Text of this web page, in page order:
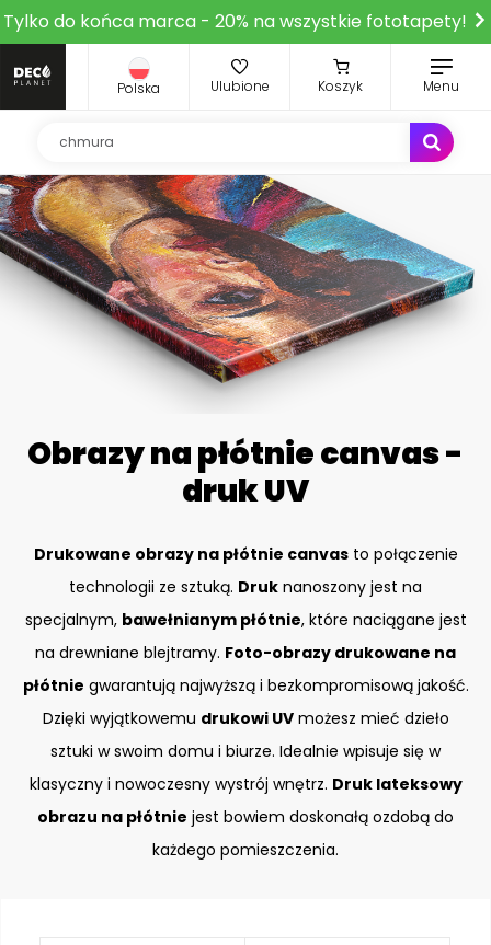
Tylko do końca marca - 20% na wszystkie fototapety!
Polska Ulubione Koszyk Menu
Obrazy na płótnie canvas -
druk UV
Drukowane obrazy na płótnie canvasto połączenie
technologii ze sztuką. Druk nanoszony jest na
specjalnym, bawełnianym płótnie, które naciągane jest
na drewniane blejtramy. Foto-obrazy drukowane na
płótnie gwarantują najwyższą i bezkompromisową jakość.
Dzięki wyjątkowemu drukowi UVmożesz mieć dzieło
sztuki w swoim domu i biurze. Idealnie wpisuje się w
klasyczny i nowoczesny wystrój wnętrz. Druk lateksowy
obrazu na płótnie jest bowiem doskonałą ozdobą do
każdego pomieszczenia.